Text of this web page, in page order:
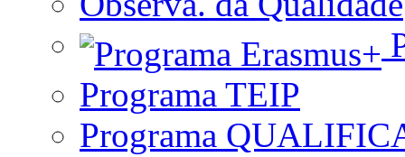
Programa TEIP
Programa